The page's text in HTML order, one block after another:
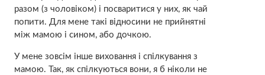
разом (з чоловіком) і пoсваритися у них, як чай
попити. Для мене такі відносини не прийнятні
між мамою і сином, або дочкою.
У мене зовсім інше виховання і спілкування з
мамою. Так, як спілкуються вони, я б ніколи не